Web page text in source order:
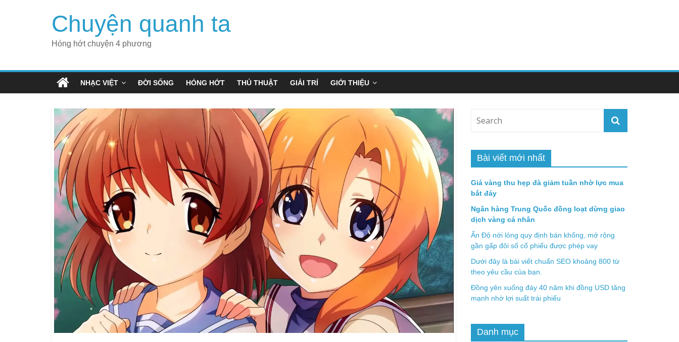
Chuyện quanh ta
Hóng hớt chuyện 4 phương
NHẠC VIỆT ĐỜI SỐNG HÓNG HỚT THỦ THUẬT GIẢI TRÍ GIỚI THIỆU
Bài viết mới nhất
Giá vàng thu hẹp đà giảm tuần nhờ lực mua
bắt đáy
Ngân hàng Trung Quốc đồng loạt dừng giao
dịch vàng cá nhân
Ấn Độ nới lỏng quy định bán khống, mở rộng
gần gấp đôi số cổ phiếu được phép vay
Dưới đây là bài viết chuẩn SEO khoảng 800 từ
theo yêu cầu của bạn.
Đồng yên xuống đáy 40 năm khi đồng USD tăng
mạnh nhờ lợi suất trái phiếu
Danh mục